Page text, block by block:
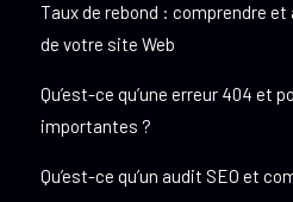
Taux de rebond : comprendre et
de votre site Web
Qu’est-ce qu’une erreur 404 et
importantes ?
Qu’est-ce qu’un audit SEO et